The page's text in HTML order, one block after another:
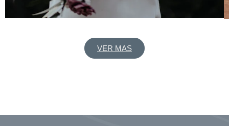
VER MAS